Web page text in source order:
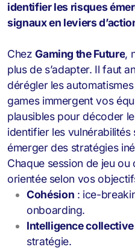
identifier les risques
signaux en leviers
ChezGaming the Future,
plus de s’adapter. Il faut
dérégler les
games immergent vos
plausibles pour décoder
identifier les
émerger des stratégies
Chaque session de jeu
orientée selon vos
Cohésion : ice-
onboarding.
Intelligence collective
stratégie.